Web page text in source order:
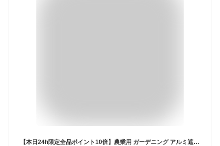
【本日24h限定全品ポイント10倍】農業用 ガーデニング アルミ遮熱帽子 日よけ UVカット 春夏 レディース メンズ FREEサイズ 農作業 田植え 農業 帽子 遮熱 uv つば広ハット 紫外線対策グッズ 暑さ対策 日除け 紫外線 uv対策 炎天下 屋外作業 アルミ素材 涼しい